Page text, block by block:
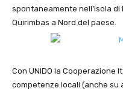
spontaneamente nell’isola di
Quirimbas a Nord del paese.
Con UNIDO la Cooperazione
competenze locali (anche